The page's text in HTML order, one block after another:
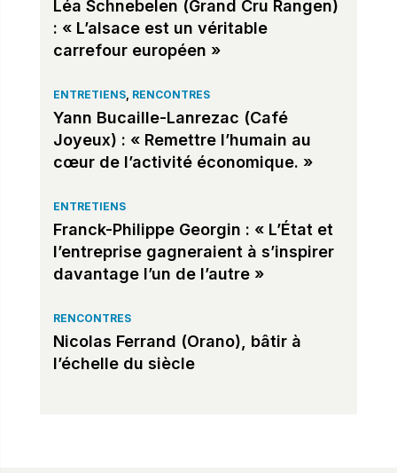
Léa Schnebelen (Grand Cru Rangen)
: « L’alsace est un véritable
carrefour européen »
ENTRETIENS, RENCONTRES
Yann Bucaille-Lanrezac (Café
Joyeux) : « Remettre l’humain au
cœur de l’activité économique. »
ENTRETIENS
Franck-Philippe Georgin : « L’État et
l’entreprise gagneraient à s’inspirer
davantage l’un de l’autre »
RENCONTRES
Nicolas Ferrand (Orano), bâtir à
l’échelle du siècle